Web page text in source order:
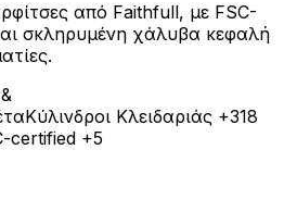
από Faithfull, με FSC-
σκληρυμένη χάλυβα κεφαλή
Κύλινδροι Κλειδαριάς +318
certified +5